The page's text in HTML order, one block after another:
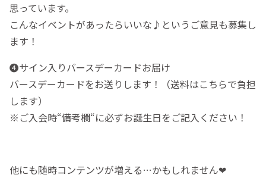
思っています。
こんなイベントがあったらいいな♪というご意見も募集し
ます！
❹サイン入りバースデーカードお届け
バースデーカードをお送りします！（送料はこちらで負担
します）
※ご入会時“備考欄“に必ずお誕生日をご記入ください！
他にも随時コンテンツが増える…かもしれません❤︎